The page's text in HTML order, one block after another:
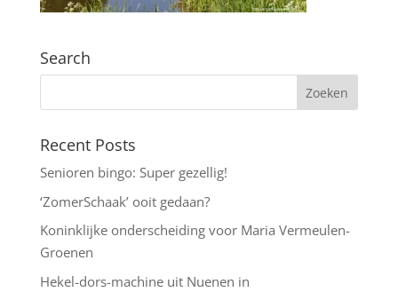
Search
Recent Posts
Senioren bingo: Super gezellig!
‘ZomerSchaak’ ooit gedaan?
Koninklijke onderscheiding voor Maria Vermeulen-
Groenen
Hekel-dors-machine uit Nuenen in